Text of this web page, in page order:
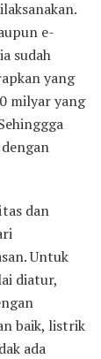
e-
sudah
yang
milyar yang
dan
Untuk
diatur,
baik, listrik
ada